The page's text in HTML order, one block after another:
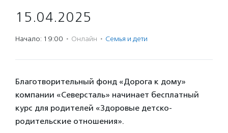
15.04.2025
Начало: 19:00 · Онлайн · Семья и дети
Благотворительный фонд «Дорога к дому»
компании «Северсталь» начинает бесплатный
курс для родителей «Здоровые детско-
родительские отношения».